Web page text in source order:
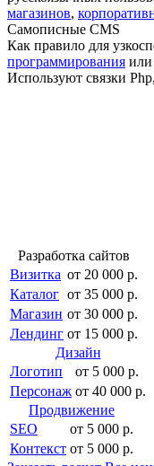
магазинов,
Самописные CMS
Как правило для
программирования или
Используют связки
Разработка сайтов
Визитка от 20 000 р.
Каталог от 35 000 р.
Магазин от 30 000 р.
Лендинг от 15 000 р.
Дизайн
Логотип
от 5 000 р.
Персонаж от 40 000 р.
Продвижение
SEO
от 5 000 р.
Контекст от 5 000 р.